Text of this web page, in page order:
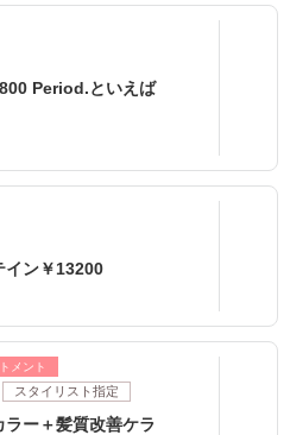
Period.といえば
イン￥13200
メント
スタイリスト指定
ラー＋髪質改善ケラ